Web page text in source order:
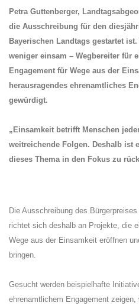
Petra Guttenberger,
die Ausschreibung für den
Bayerischen Landtags gestartet
weniger einsam – Wegbereiter für
Engagement für Wege aus der
herausragendes ehrenamtliches
gewürdigt.
Einsamkeit betrifft Menschen
weitreichende Folgen. Deshalb ist
dieses Thema in den Fokus zu
Die Ausschreibung des
richtet sich deshalb an Projekte, die
Wege aus der Einsamkeit eröffnen
bringen.
Gesucht werden beispielhafte
ehrenamtlichem Engagement